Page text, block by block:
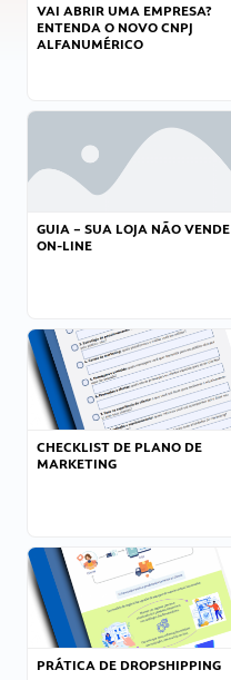
VAI ABRIR UMA EMPRESA?
ENTENDA O NOVO CNPJ
ALFANUMÉRICO
GUIA – SUA LOJA NÃO VENDE
ON-LINE
CHECKLIST DE PLANO DE
MARKETING
PRÁTICA DE DROPSHIPPING